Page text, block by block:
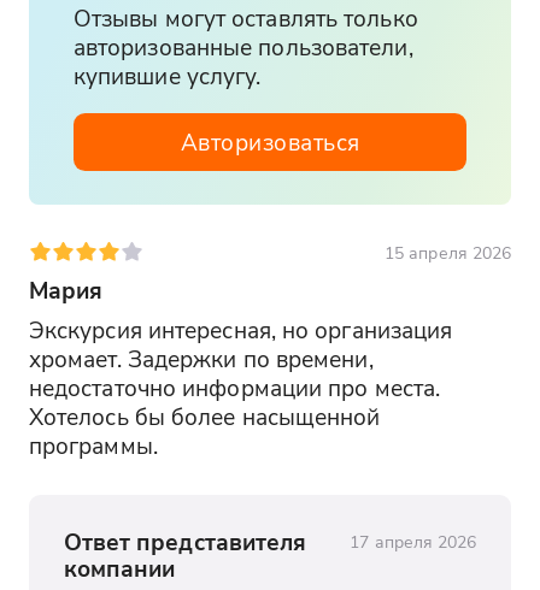
Отзывы могут оставлять только
авторизованные пользователи,
купившие услугу.
Авторизоваться
15 апреля 2026
Мария
Экскурсия интересная, но организация
хромает. Задержки по времени,
недостаточно информации про места.
Хотелось бы более насыщенной
программы.
Ответ представителя
компании
17 апреля 2026